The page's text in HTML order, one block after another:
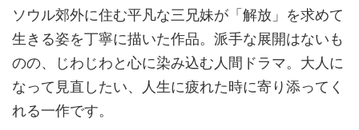
ソウル郊外に住む平凡な三兄妹が「解放」を求めて
生きる姿を丁寧に描いた作品。派手な展開はないも
のの、じわじわと心に染み込む人間ドラマ。大人に
なって見直したい、人生に疲れた時に寄り添ってく
れる一作です。